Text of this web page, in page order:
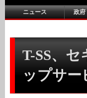
ニュース 政府
T-SS、
ップサー